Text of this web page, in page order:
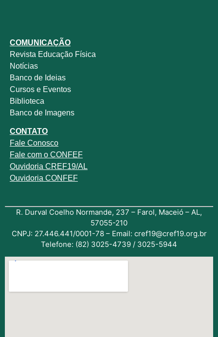
COMUNICAÇÃO
Revista Educação Física
Notícias
Banco de Ideias
Cursos e Eventos
Biblioteca
Banco de Imagens
CONTATO
Fale Conosco
Fale com o CONFEF
Ouvidoria CREF19/AL
Ouvidoria CONFEF
R. Durval Coelho Normande, 237 – Farol, Maceió – AL,
57055-210
CNPJ: 27.446.441/0001-78 – Email: cref19@cref19.org.br
Telefone: (82) 3025-4739 / 3025-5944